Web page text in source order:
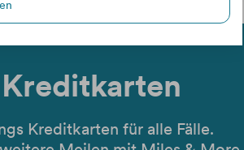
Kreditkarten für alle Fälle.